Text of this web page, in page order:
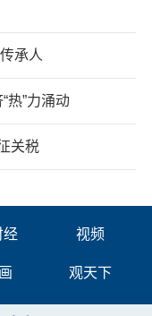
承人
热”力涌动
关税
经 视频
观天下